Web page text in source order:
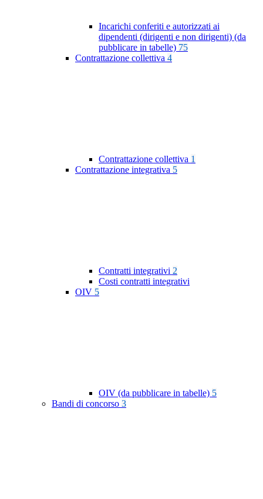
Incarichi conferiti e autorizzati ai
dipendenti (dirigenti e non dirigenti) (da
pubblicare in tabelle) 75
Contrattazione collettiva 4
Contrattazione collettiva 1
Contrattazione integrativa 5
Contratti integrativi 2
Costi contratti integrativi
OIV 5
OIV (da pubblicare in tabelle) 5
Bandi di concorso 3